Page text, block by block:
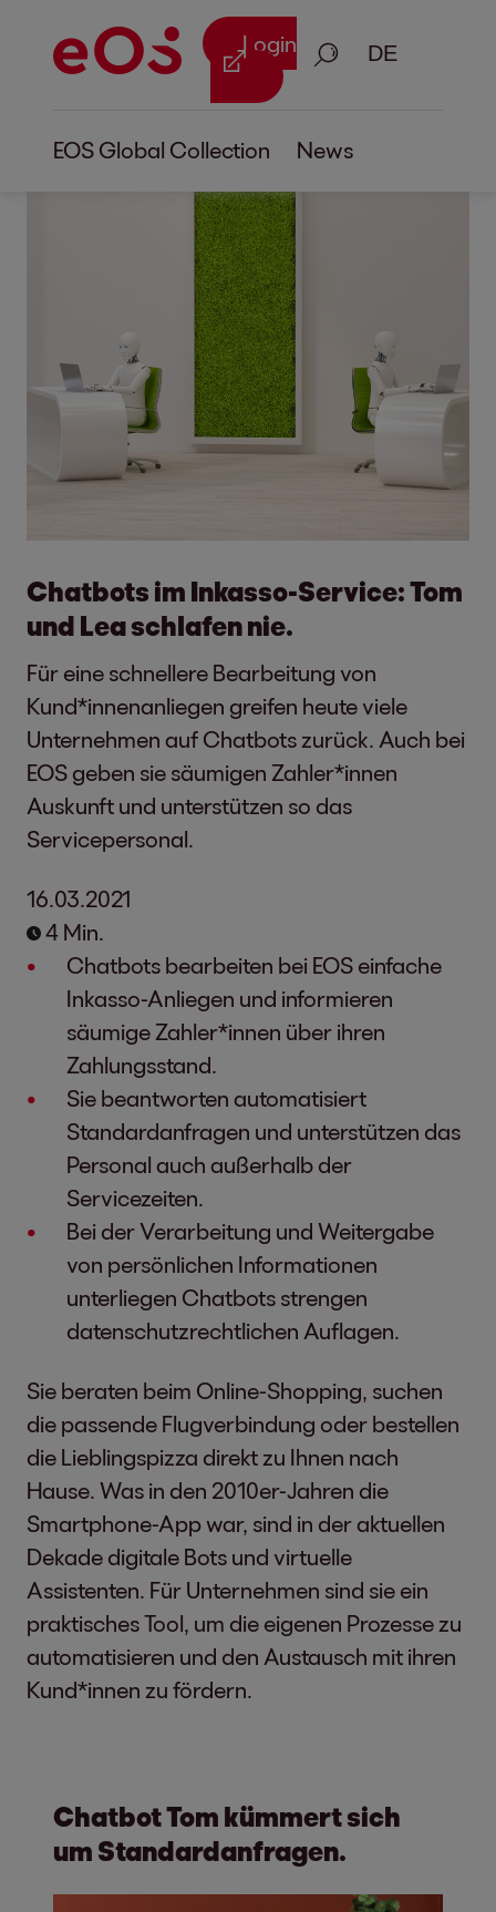
Login Suche
EOS Global Collection News
Chatbots im Inkasso-Service: Tom
und Lea schlafen nie.
Für eine schnellere Bearbeitung von
Kund*innenanliegen greifen heute viele
Unternehmen auf Chatbots zurück. Auch bei
EOS geben sie säumigen Zahler*innen
Auskunft und unterstützen so das
Servicepersonal.
16.03.2021
4 Min.
Chatbots bearbeiten bei EOS einfache
Inkasso-Anliegen und informieren
säumige Zahler*innen über ihren
Zahlungsstand.
Sie beantworten automatisiert
Standardanfragen und unterstützen das
Personal auch außerhalb der
Servicezeiten.
Bei der Verarbeitung und Weitergabe
von persönlichen Informationen
unterliegen Chatbots strengen
datenschutzrechtlichen Auflagen.
Sie beraten beim Online-Shopping, suchen
die passende Flugverbindung oder bestellen
die Lieblingspizza direkt zu Ihnen nach
Hause. Was in den 2010er-Jahren die
Smartphone-App war, sind in der aktuellen
Dekade digitale Bots und virtuelle
Assistenten. Für Unternehmen sind sie ein
praktisches Tool, um die eigenen Prozesse zu
automatisieren und den Austausch mit ihren
Kund*innen zu fördern.
Chatbot Tom kümmert sich
um Standardanfragen.